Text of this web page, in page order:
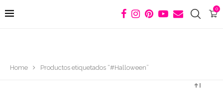
0
Home Productos etiquetados “#Halloween”